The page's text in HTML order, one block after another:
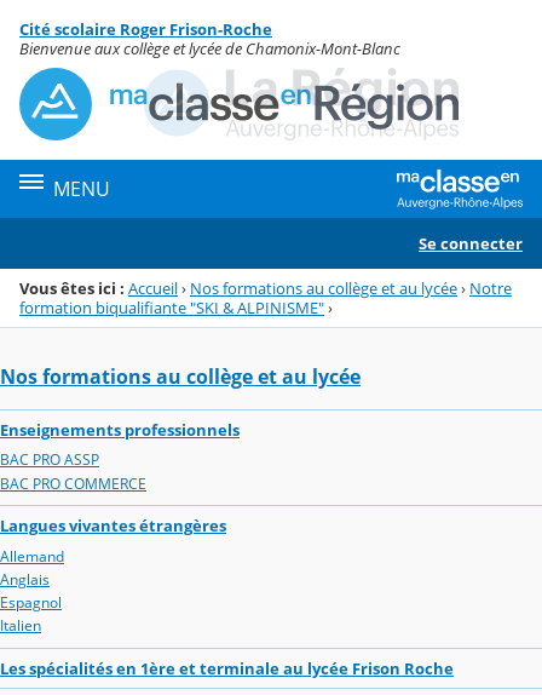
Menu de la rubrique
Contenu
Cité scolaire Roger Frison-Roche
Bienvenue aux collège et lycée de Chamonix-Mont-Blanc
MENU
Se connecter
Vous êtes ici : Accueil› Nos formations au collège et au lycée› Notre
formation biqualifiante "SKI & ALPINISME"›
Nos formations au collège et au lycée
Enseignements professionnels
BAC PRO ASSP
BAC PRO COMMERCE
Langues vivantes étrangères
Allemand
Anglais
Espagnol
Italien
Les spécialités en 1ère et terminale au lycée Frison Roche